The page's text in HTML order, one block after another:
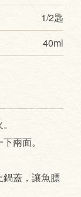
1/2匙
40ml
兩面。
鍋蓋，讓魚膘